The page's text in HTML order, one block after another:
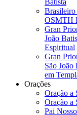
Brasileiro
OSMTH
Gran
João
Espiritual
Gran
São João
em
Orações
Oração a
Oração a
Pai